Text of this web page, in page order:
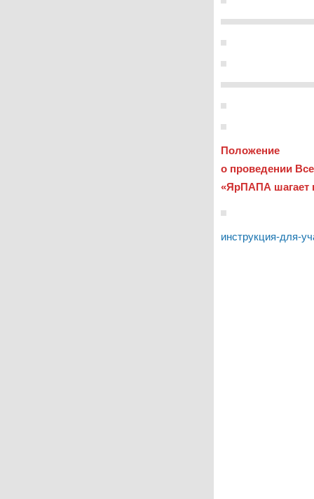
Положение
о проведении
«ЯрПАПА шагает
инструкция-для-